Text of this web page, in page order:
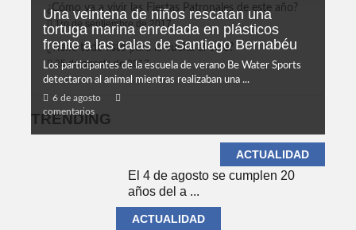
¿Cómo va a vivir las Fiestas Patronales de este año?
1ro de septiembre de 2017
¿Tiene todo listo para la vuelta al cole?
25 de agosto de 2017
TRENDING
ACTUALIDAD
Una veintena de niños rescatan una
tortuga marina enredada en plásticos
frente a las calas de Santiago Bernabéu
Los participantes de la escuela de verano Be Water Sports
detectaron al animal mientras realizaban una ...
6 de agosto
comentarios
El 4 de agosto se cumplen 20
años del a ...
ACTUALIDAD